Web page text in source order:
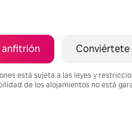
anfitrión Conviértete
está sujeta a las leyes y
de los alojamientos no está